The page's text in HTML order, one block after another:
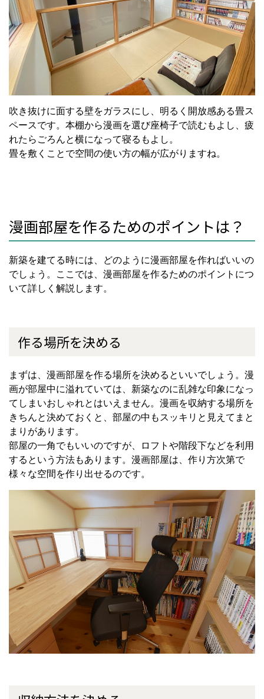
吹き抜けに面する壁をガラスにし、明るく開放感ある畳ス
ペースです。本棚から漫画を選び座椅子で読むもよし、疲
れたらごろんと横になって寝るもよし。
畳を敷くことで空間の使い方の幅が広がりますね。
漫画部屋を作るためのポイントは？
新築を建てる時には、どのように漫画部屋を作ればいいの
でしょう。ここでは、漫画部屋を作るためのポイントにつ
いて詳しく解説します。
作る場所を決める
まずは、漫画部屋を作る場所を決めるといいでしょう。漫
画が部屋中に溢れていては、新築なのに乱雑な印象になっ
てしまいおしゃれとはいえません。漫画を収納する場所を
きちんと決めておくと、部屋の中もスッキリと見えてまと
まりがあります。
部屋の一角でもいいのですが、ロフトや階段下などを利用
するという方法もあります。漫画部屋は、作り方次第で
様々な空間を作り出せるのです。